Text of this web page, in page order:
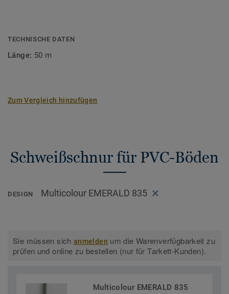
TECHNISCHE DATEN
Länge: 50 m
Zum Vergleich hinzufügen
Schweißschnur für PVC-Böden
DESIGN Multicolour EMERALD 835
Sie müssen sichanmelden um die Warenverfügbarkeit zu
prüfen und online zu bestellen (nur für Tarkett-Kunden).
Multicolour EMERALD 835